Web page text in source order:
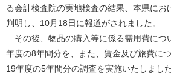
る会計検査院の実地検査の結果、本県にお
判明し、10月18日に報道がされました。
その後、物品の購入等に係る需用費につ
年度の8年間分を、また、賃金及び旅費に
19年度の5年間分の調査を実施いたしました